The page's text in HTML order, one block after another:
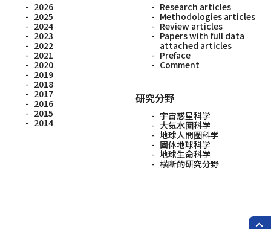
2026
2025
2024
2023
2022
2021
2020
2019
2018
2017
2016
2015
2014
Research articles
Methodologies articles
Review articles
Papers with full data
attached articles
Preface
Comment
研究分野
宇宙惑星科学
大気水圏科学
地球人間圏科学
固体地球科学
地球生命科学
横断的研究分野